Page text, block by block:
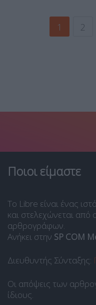
1 2
Ποιοι είμαστε
Το Libre είναι ένας
και στελεχώνεται
αρθρογράφων.
Ανήκει στην SP COM
Διευθυντής Σύνταξης:
Οι απόψεις των
ίδιους.